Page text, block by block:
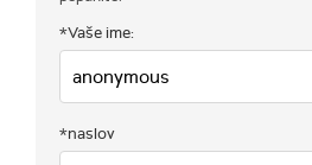
*Vaše ime:
*naslov